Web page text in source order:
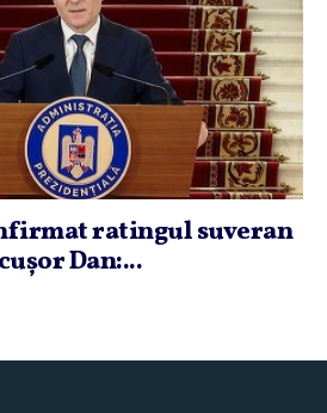
ratingul suveran
Dan:...